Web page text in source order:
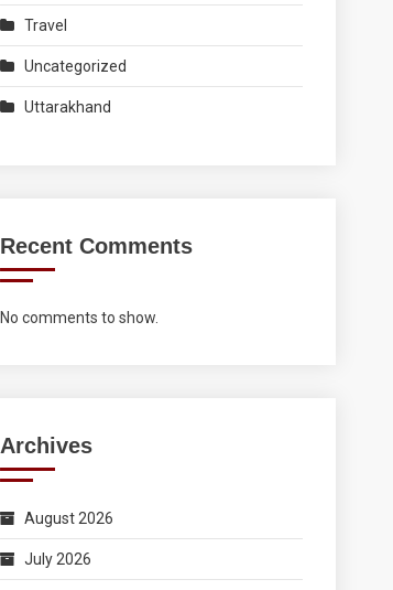
Travel
Uncategorized
Uttarakhand
Recent Comments
No comments to show.
Archives
August 2026
July 2026